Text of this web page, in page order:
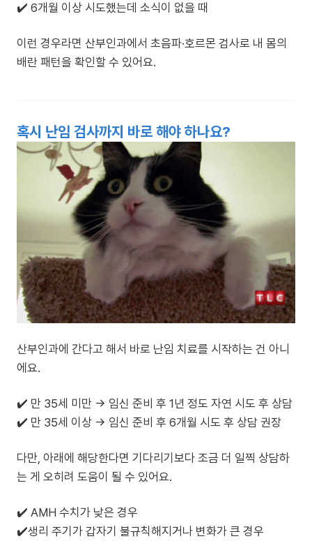
✔️ 6개월 이상 시도했는데 소식이 없을 때
이런 경우라면 산부인과에서 초음파·호르몬 검사로 내 몸의
배란 패턴을 확인할 수 있어요.
혹시 난임 검사까지 바로 해야 하나요?
산부인과에 간다고 해서 바로 난임 치료를 시작하는 건 아니
에요.
✔️ 만 35세 미만 → 임신 준비 후 1년 정도 자연 시도 후 상담
✔️ 만 35세 이상 → 임신 준비 후 6개월 시도 후 상담 권장
다만, 아래에 해당한다면 기다리기보다 조금 더 일찍 상담하
는 게 오히려 도움이 될 수 있어요.
✔️ AMH 수치가 낮은 경우
✔️생리 주기가 갑자기 불규칙해지거나 변화가 큰 경우